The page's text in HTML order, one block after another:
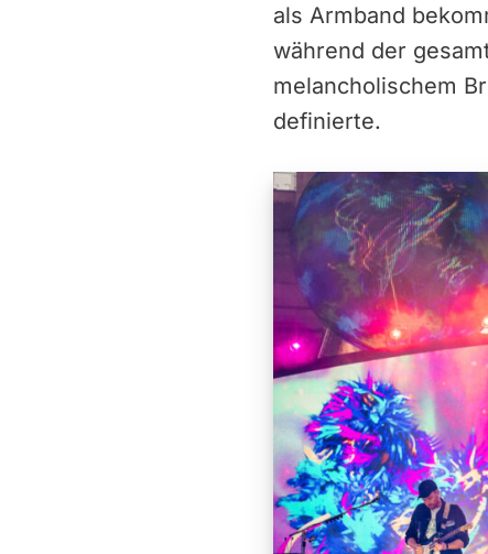
als Armband
während der
melancholischem
definierte.